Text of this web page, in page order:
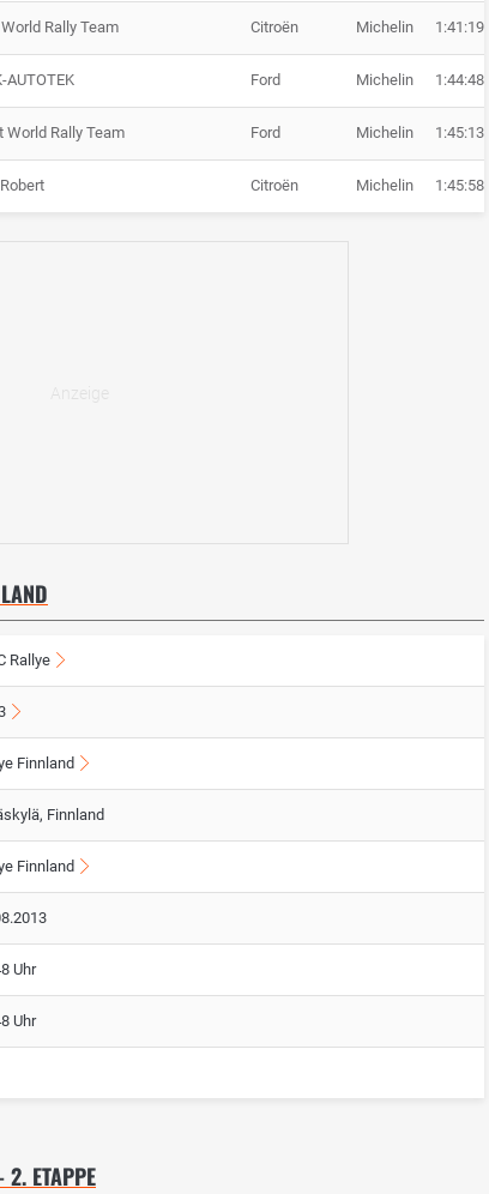
Rally Team Citroën Michelin 1:41:19.7
AUTOTEK Ford Michelin 1:44:48.6
World Rally Team Ford Michelin 1:45:13.2
Citroën Michelin 1:45:58.8
Rallye
Finnland
Finnland
Finnland
Uhr
Uhr
2. ETAPPE